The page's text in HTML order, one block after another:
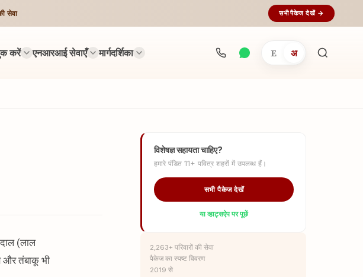
सेवा सभी पैकेज देखें →
करें एनआरआई सेवाएँ मार्गदर्शिका E अ
अनुष्ठान
(लाल
और तंबाकू भी
विशेषज्ञ सहायता चाहिए?
हमारे पंडित 11+ पवित्र शहरों में उपलब्ध हैं।
सभी पैकेज देखें
या व्हाट्सऐप पर पूछें
2,263+ परिवारों की सेवा
पैकेज का स्पष्ट विवरण
2019 से